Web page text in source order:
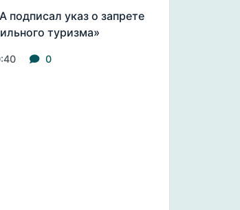
подписал указ о запрете
туризма»
0